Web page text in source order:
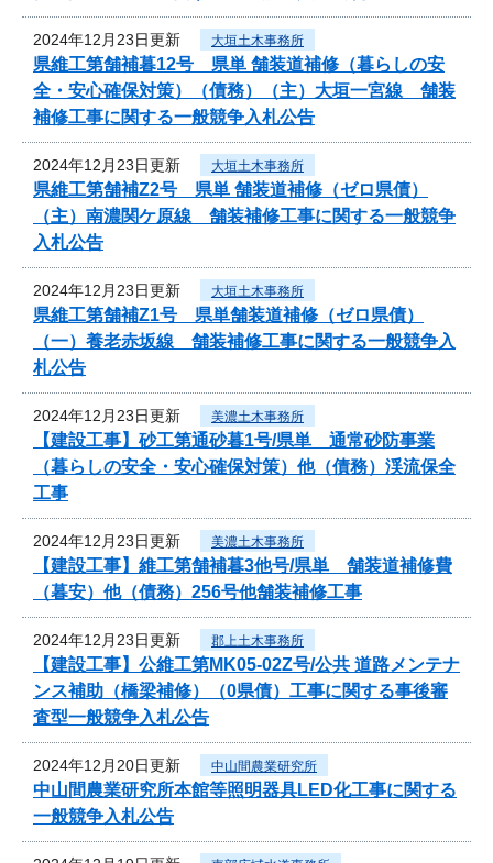
2024年12月23日更新 大垣土木事務所
県維工第舗補暮12号 県単 舗装道補修（暮らしの安
全・安心確保対策）（債務）（主）大垣一宮線 舗装
補修工事に関する一般競争入札公告
2024年12月23日更新 大垣土木事務所
県維工第舗補Z2号 県単 舗装道補修（ゼロ県債）
（主）南濃関ケ原線 舗装補修工事に関する一般競争
入札公告
2024年12月23日更新 大垣土木事務所
県維工第舗補Z1号 県単舗装道補修（ゼロ県債）
（一）養老赤坂線 舗装補修工事に関する一般競争入
札公告
2024年12月23日更新 美濃土木事務所
【建設工事】砂工第通砂暮1号/県単 通常砂防事業
（暮らしの安全・安心確保対策）他（債務）渓流保全
工事
2024年12月23日更新 美濃土木事務所
【建設工事】維工第舗補暮3他号/県単 舗装道補修費
（暮安）他（債務）256号他舗装補修工事
2024年12月23日更新 郡上土木事務所
【建設工事】公維工第MK05-02Z号/公共 道路メンテナ
ンス補助（橋梁補修）（0県債）工事に関する事後審
査型一般競争入札公告
2024年12月20日更新 中山間農業研究所
中山間農業研究所本館等照明器具LED化工事に関する
一般競争入札公告